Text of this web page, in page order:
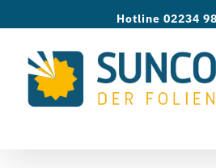
springen
Hotline 02234